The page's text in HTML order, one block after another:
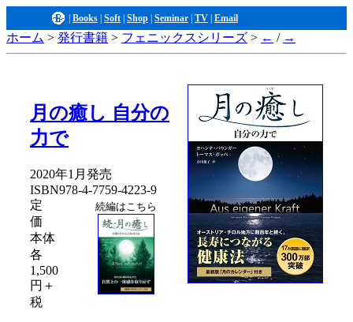
Books Soft Shop Seminar TV Email
ホーム > 発行書籍 > フェニックスシリーズ > ← / →
月の癒し 自分の
力で
2020年1月発売
ISBN978-4-7759-4223-9
続編はこちら
定
価
本体
各
1,500
円＋
税